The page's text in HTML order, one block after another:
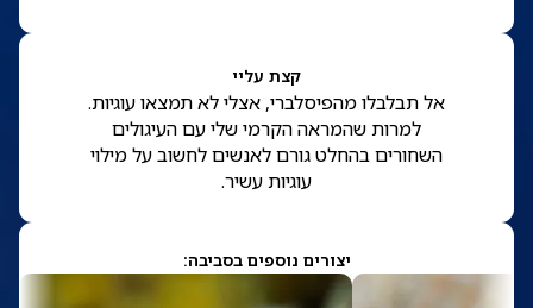
קצת עליי
אל תבלבלו מהפיסלברי, אצלי לא תמצאו עוגיות.
למרות שהמראה הקרמי שלי עם העיגולים
השחורים בהחלט גורם לאנשים לחשוב על מילוי
עוגיות עשיר.
יצורים נוספים בסביבה: